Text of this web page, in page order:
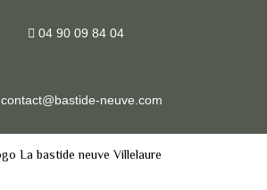
04 90 09 84 04
contact@bastide-neuve.com